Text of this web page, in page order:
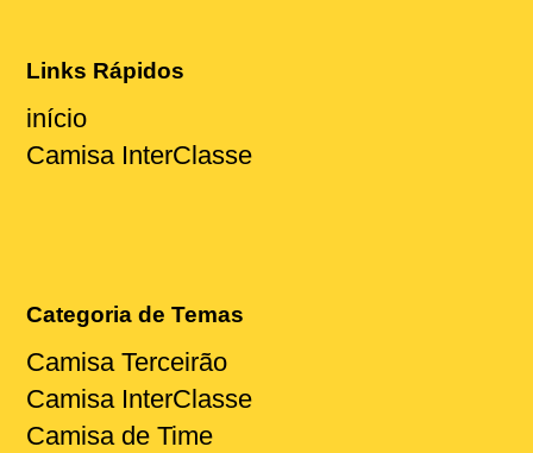
Links Rápidos
início
Camisa InterClasse
Categoria de Temas
Camisa Terceirão
Camisa InterClasse
Camisa de Time